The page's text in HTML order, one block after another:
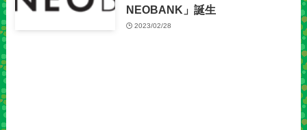
NEOBANK」誕生
2023/02/28